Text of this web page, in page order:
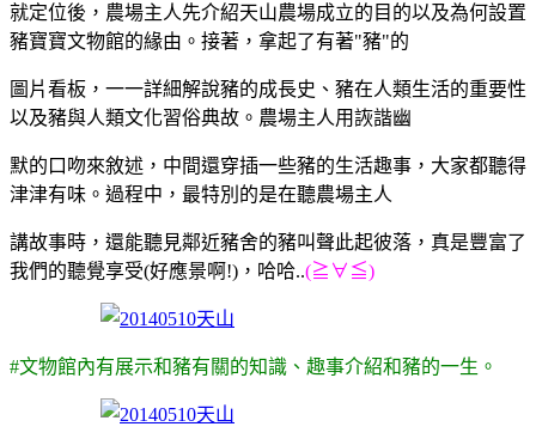
就定位後，農場主人先介紹天山農場成立的目的以及為何設置
豬寶寶文物館的緣由。接著，拿起了有著"豬"的
圖片看板，一一詳細解說豬的成長史、豬在人類生活的重要性
以及豬與人類文化習俗典故。農場主人用詼諧幽
默的口吻來敘述，中間還穿插一些豬的生活趣事，大家都聽得
津津有味。過程中，最特別的是在聽農場主人
講故事時，還能聽見鄰近豬舍的豬叫聲此起彼落，真是豐富了
我們的聽覺享受(好應景啊!)，哈哈..(≧∀≦)
#文物館內有展示和豬有關的知識、趣事介紹和豬的一生。